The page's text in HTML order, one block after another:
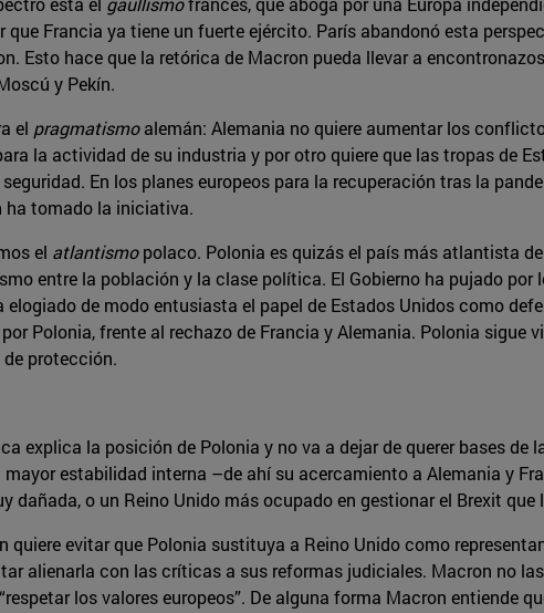
que Francia ya tiene un fuerte ejército. París abandonó esta
Esto hace que la retórica de Macron pueda llevar a
y Pekín.
el pragmatismoalemán: Alemania no quiere aumentar los
la actividad de su industria y por otro quiere que las tropas de
En los planes europeos para la recuperación tras la
ha tomado la iniciativa.
el atlantismopolaco. Polonia es quizás el país más atlantista
entre la población y la clase política. El Gobierno ha pujado
elogiado de modo entusiasta el papel de Estados Unidos como
Polonia, frente al rechazo de Francia y Alemania. Polonia sigue
de protección.
explica la posición de Polonia y no va a dejar de querer bases de
estabilidad interna –de ahí su acercamiento a Alemania y
dañada, o un Reino Unido más ocupado en gestionar el Brexit que
quiere evitar que Polonia sustituya a Reino Unido como
alienarla con las críticas a sus reformas judiciales. Macron no
los valores europeos”. De alguna forma Macron entiende